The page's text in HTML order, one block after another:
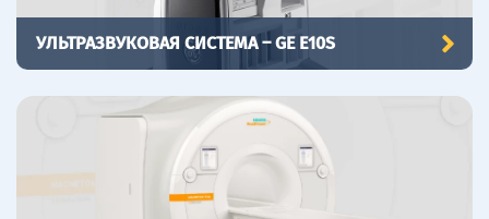
УЛЬТРАЗВУКОВАЯ СИСТЕМА – GE E10S